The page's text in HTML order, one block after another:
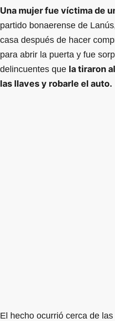
Una mujer fue víctima de
partido bonaerense de
casa después de hacer
para abrir la puerta y fue
delincuentes que la tiraron
las llaves y robarle el auto.
El hecho ocurrió cerca de